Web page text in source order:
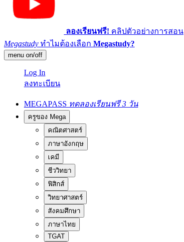
ลองเรียนฟรี! คลิปตัวอย่างการสอน
Megastudy ทำไมต้องเลือก Megastudy?
menu on/off
Log In
ลงทะเบียน
MEGAPASS ทดลองเรียนฟรี 3 วัน
ครูของ Mega
คณิตศาสตร์
ภาษาอังกฤษ
เคมี
ชีววิทยา
ฟิสิกส์
วิทยาศาสตร์
สังคมศึกษา
ภาษาไทย
TGAT